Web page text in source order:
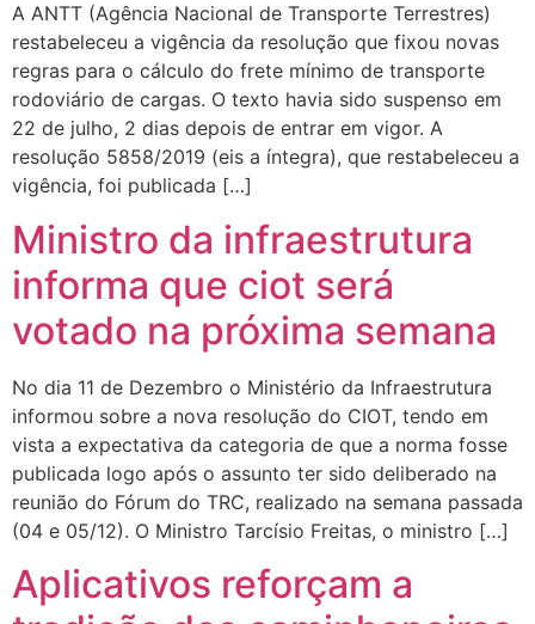
A ANTT (Agência Nacional de Transporte Terrestres)
restabeleceu a vigência da resolução que fixou novas
regras para o cálculo do frete mínimo de transporte
rodoviário de cargas. O texto havia sido suspenso em
22 de julho, 2 dias depois de entrar em vigor. A
resolução 5858/2019 (eis a íntegra), que restabeleceu a
vigência, foi publicada […]
Ministro da infraestrutura
informa que ciot será
votado na próxima semana
No dia 11 de Dezembro o Ministério da Infraestrutura
informou sobre a nova resolução do CIOT, tendo em
vista a expectativa da categoria de que a norma fosse
publicada logo após o assunto ter sido deliberado na
reunião do Fórum do TRC, realizado na semana passada
(04 e 05/12). O Ministro Tarcísio Freitas, o ministro […]
Aplicativos reforçam a